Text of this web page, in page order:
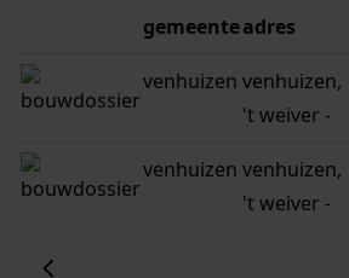
gemeenteadres
venhuizen venhuizen,
't weiver -
venhuizen venhuizen,
't weiver -